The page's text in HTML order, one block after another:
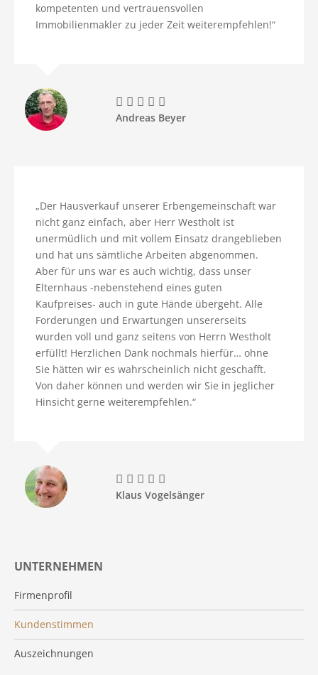
UNTERNEHMEN
Firmenprofil
Kundenstimmen
Auszeichnungen
kompetenten und vertrauensvollen
Immobilienmakler zu jeder Zeit weiterempfehlen!“
    
Andreas Beyer
„ Der Hausverkauf unserer Erbengemeinschaft war
nicht ganz einfach, aber Herr Westholt ist
unermüdlich und mit vollem Einsatz drangeblieben
und hat uns sämtliche Arbeiten abgenommen.
Aber für uns war es auch wichtig, dass unser
Elternhaus -nebenstehend eines guten
Kaufpreises- auch in gute Hände übergeht. Alle
Forderungen und Erwartungen unsererseits
wurden voll und ganz seitens von Herrn Westholt
erfüllt! Herzlichen Dank nochmals hierfür… ohne
Sie hätten wir es wahrscheinlich nicht geschafft.
Von daher können und werden wir Sie in jeglicher
Hinsicht gerne weiterempfehlen.“
    
Klaus Vogelsänger